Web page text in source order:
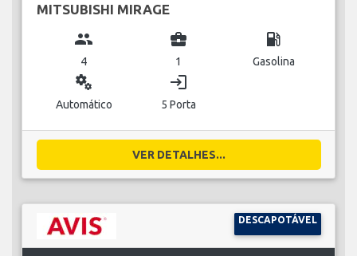
MITSUBISHI MIRAGE
group
4
business_center
1
local_gas_station
Gasolina
miscellaneous_services
Automático
login
5 Porta
VER DETALHES...
DESCAPOTÁVEL